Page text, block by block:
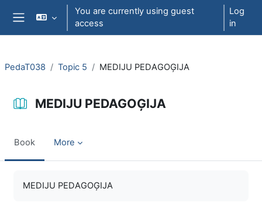
Skip to main content
You are currently using guest
access
Log
in
PedaT038 Topic 5 MEDIJU PEDAGOĢIJA
MEDIJU PEDAGOĢIJA
Book More
MEDIJU PEDAGOĢIJA